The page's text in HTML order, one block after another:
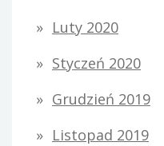
Luty 2020
Styczeń 2020
Grudzień 2019
Listopad 2019